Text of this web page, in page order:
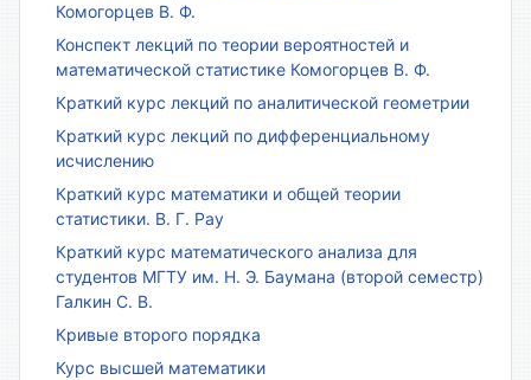
Комогорцев В. Ф.
Конспект лекций по теории вероятностей и
математической статистике Комогорцев В. Ф.
Краткий курс лекций по аналитической геометрии
Краткий курс лекций по дифференциальному
исчислению
Краткий курс математики и общей теории
статистики. В. Г. Рау
Краткий курс математического анализа для
студентов МГТУ им. Н. Э. Баумана (второй семестр)
Галкин С. В.
Кривые второго порядка
Курс высшей математики